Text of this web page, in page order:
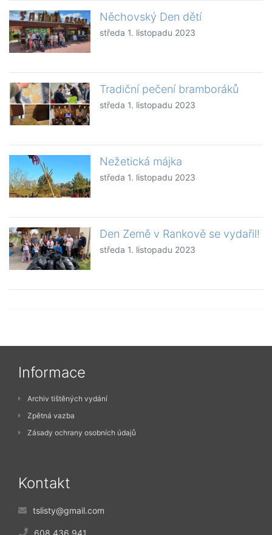
Něchovský Den dětí
středa 1. listopadu 2023
Tradiční pečení bramboráků
středa 1. listopadu 2023
Nežetická májka
středa 1. listopadu 2023
Den Země v Rankově se vydařil!
středa 1. listopadu 2023
Informace
Archiv tištěných vydání
Zpětná vazba
Zásady ochrany osobních údajů
Kontakt
tslisty@gmail.com